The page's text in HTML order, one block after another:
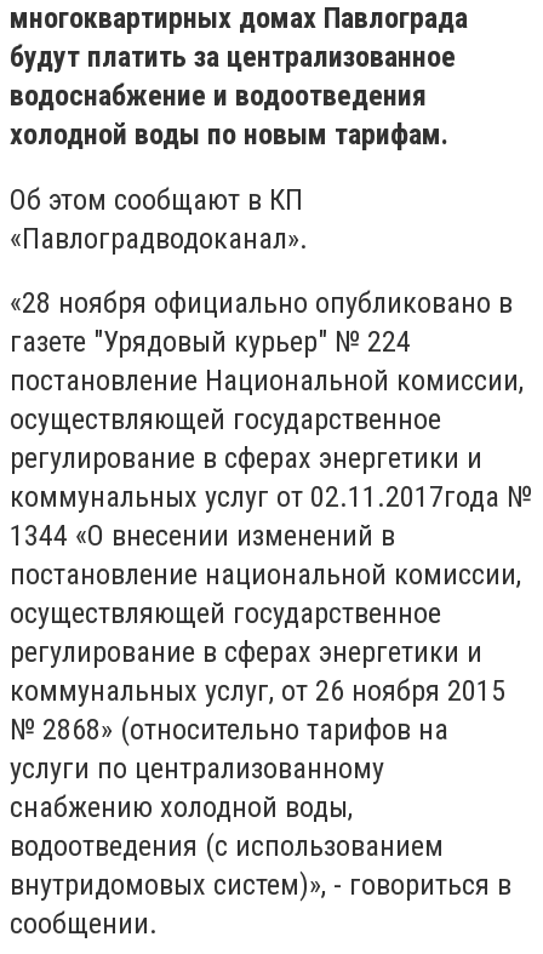
многоквартирных домах Павлограда
будут платить за централизованное
водоснабжение и водоотведения
холодной воды по новым тарифам.
Об этом сообщают в КП
«Павлоградводоканал».
«28 ноября официально опубликовано в
газете "Урядовый курьер" № 224
постановление Национальной комиссии,
осуществляющей государственное
регулирование в сферах энергетики и
коммунальных услуг от 02.11.2017года №
1344 «О внесении изменений в
постановление национальной комиссии,
осуществляющей государственное
регулирование в сферах энергетики и
коммунальных услуг, от 26 ноября 2015
№ 2868» (относительно тарифов на
услуги по централизованному
снабжению холодной воды,
водоотведения (с использованием
внутридомовых систем)», - говориться в
сообщении.